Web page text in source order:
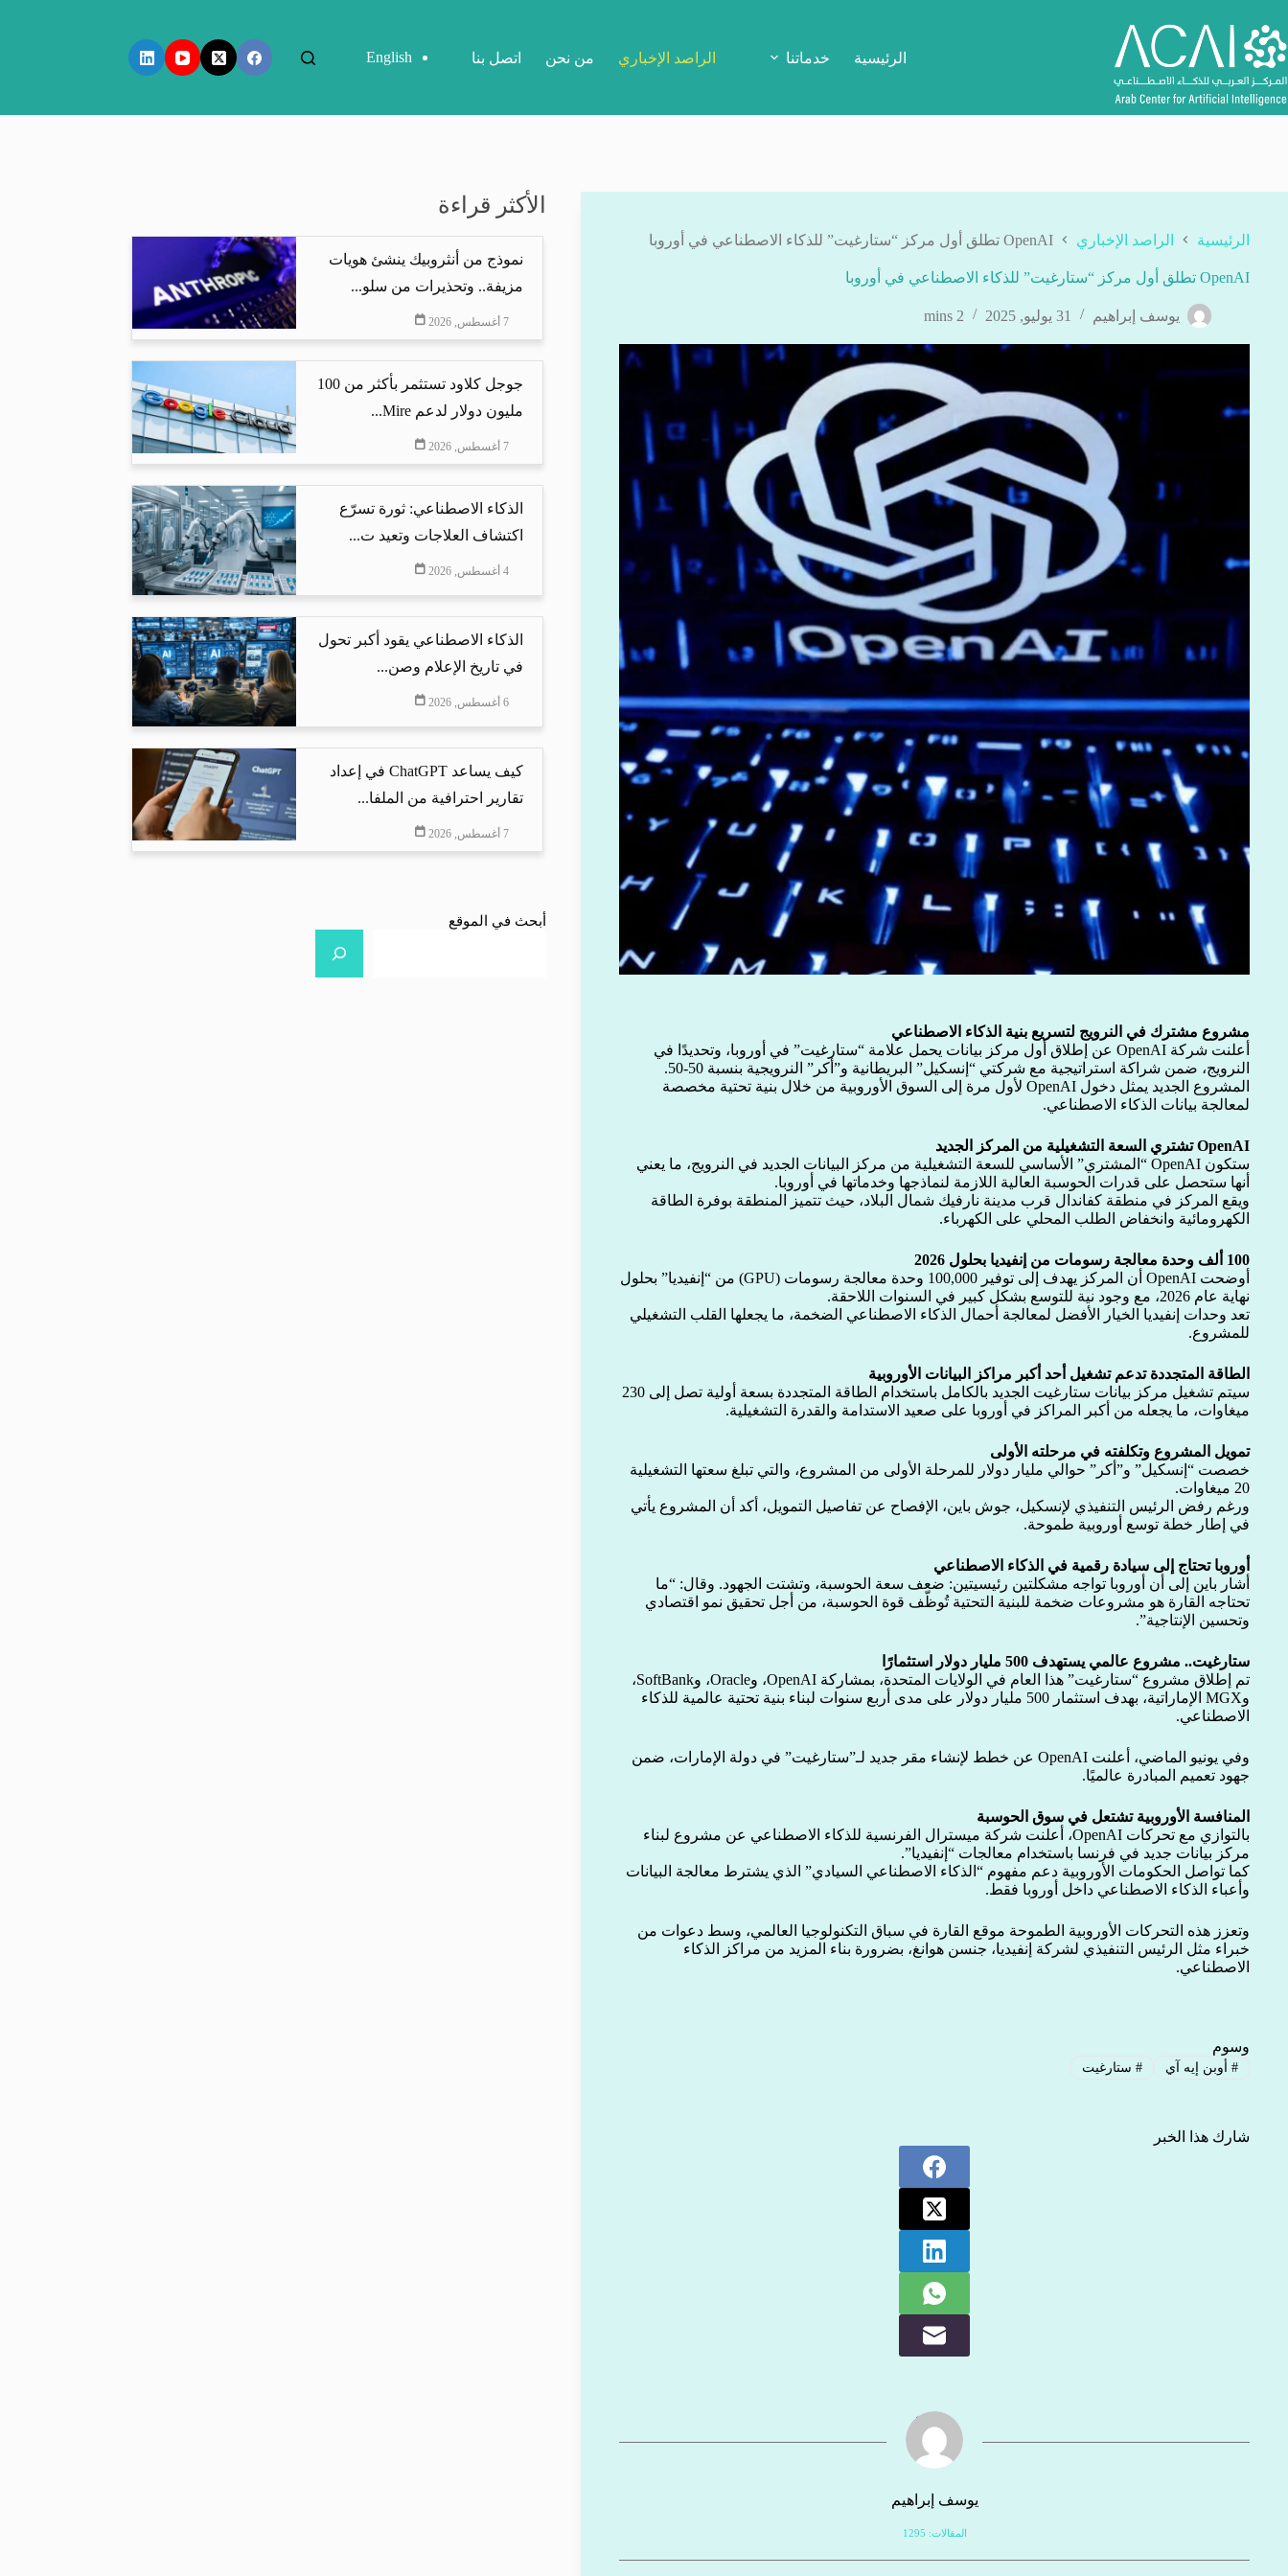
إلى
المحتوى
الرئيسية خدماتنا الراصد الإخباري من نحن اتصل بنا English
الرئيسية الراصد الإخباري OpenAI تطلق أول مركز “ستارغيت” للذكاء الاصطناعي في أوروبا
OpenAI تطلق أول مركز “ستارغيت” للذكاء الاصطناعي في أوروبا
يوسف إبراهيم 31 يوليو, 2025 2 mins
مشروع مشترك في النرويج لتسريع بنية الذكاء الاصطناعي
أعلنت شركة OpenAI عن إطلاق أول مركز بيانات يحمل علامة “ستارغيت” في أوروبا، وتحديدًا في
النرويج، ضمن شراكة استراتيجية مع شركتي “إنسكيل” البريطانية و”أكر” النرويجية بنسبة 50-50.
المشروع الجديد يمثل دخول OpenAI لأول مرة إلى السوق الأوروبية من خلال بنية تحتية مخصصة
لمعالجة بيانات الذكاء الاصطناعي.
OpenAI تشتري السعة التشغيلية من المركز الجديد
ستكون OpenAI “المشتري” الأساسي للسعة التشغيلية من مركز البيانات الجديد في النرويج، ما يعني
أنها ستحصل على قدرات الحوسبة العالية اللازمة لنماذجها وخدماتها في أوروبا.
ويقع المركز في منطقة كفاندال قرب مدينة نارفيك شمال البلاد، حيث تتميز المنطقة بوفرة الطاقة
الكهرومائية وانخفاض الطلب المحلي على الكهرباء.
100 ألف وحدة معالجة رسومات من إنفيديا بحلول 2026
أوضحت OpenAI أن المركز يهدف إلى توفير 100,000 وحدة معالجة رسومات (GPU) من “إنفيديا” بحلول
نهاية عام 2026، مع وجود نية للتوسع بشكل كبير في السنوات اللاحقة.
تعد وحدات إنفيديا الخيار الأفضل لمعالجة أحمال الذكاء الاصطناعي الضخمة، ما يجعلها القلب التشغيلي
للمشروع.
الطاقة المتجددة تدعم تشغيل أحد أكبر مراكز البيانات الأوروبية
سيتم تشغيل مركز بيانات ستارغيت الجديد بالكامل باستخدام الطاقة المتجددة بسعة أولية تصل إلى 230
ميغاوات، ما يجعله من أكبر المراكز في أوروبا على صعيد الاستدامة والقدرة التشغيلية.
تمويل المشروع وتكلفته في مرحلته الأولى
خصصت “إنسكيل” و”أكر” حوالي مليار دولار للمرحلة الأولى من المشروع، والتي تبلغ سعتها التشغيلية
20 ميغاوات.
ورغم رفض الرئيس التنفيذي لإنسكيل، جوش باين، الإفصاح عن تفاصيل التمويل، أكد أن المشروع يأتي
في إطار خطة توسع أوروبية طموحة.
أوروبا تحتاج إلى سيادة رقمية في الذكاء الاصطناعي
أشار باين إلى أن أوروبا تواجه مشكلتين رئيسيتين: ضعف سعة الحوسبة، وتشتت الجهود. وقال: “ما
تحتاجه القارة هو مشروعات ضخمة للبنية التحتية تُوظّف قوة الحوسبة، من أجل تحقيق نمو اقتصادي
وتحسين الإنتاجية”.
ستارغيت.. مشروع عالمي يستهدف 500 مليار دولار استثمارًا
تم إطلاق مشروع “ستارغيت” هذا العام في الولايات المتحدة، بمشاركة OpenAI، وOracle، وSoftBank،
وMGX الإماراتية، بهدف استثمار 500 مليار دولار على مدى أربع سنوات لبناء بنية تحتية عالمية للذكاء
الاصطناعي.
وفي يونيو الماضي، أعلنت OpenAI عن خطط لإنشاء مقر جديد لـ”ستارغيت” في دولة الإمارات، ضمن
جهود تعميم المبادرة عالميًا.
المنافسة الأوروبية تشتعل في سوق الحوسبة
بالتوازي مع تحركات OpenAI، أعلنت شركة ميسترال الفرنسية للذكاء الاصطناعي عن مشروع لبناء
مركز بيانات جديد في فرنسا باستخدام معالجات “إنفيديا”.
كما تواصل الحكومات الأوروبية دعم مفهوم “الذكاء الاصطناعي السيادي” الذي يشترط معالجة البيانات
وأعباء الذكاء الاصطناعي داخل أوروبا فقط.
وتعزز هذه التحركات الأوروبية الطموحة موقع القارة في سباق التكنولوجيا العالمي، وسط دعوات من
خبراء مثل الرئيس التنفيذي لشركة إنفيديا، جنسن هوانغ، بضرورة بناء المزيد من مراكز الذكاء
الاصطناعي.
وسوم
#أوبن إيه آي #ستارغيت
شارك هذا الخبر
يوسف إبراهيم
المقالات: 1295
الأكثر قراءة
نموذج من أنثروبيك ينشئ هويات
مزيفة.. وتحذيرات من سلو...
7 أغسطس, 2026
جوجل كلاود تستثمر بأكثر من 100
مليون دولار لدعم Mire...
7 أغسطس, 2026
الذكاء الاصطناعي: ثورة تسرّع
اكتشاف العلاجات وتعيد ت...
4 أغسطس, 2026
الذكاء الاصطناعي يقود أكبر تحول
في تاريخ الإعلام وصن...
6 أغسطس, 2026
كيف يساعد ChatGPT في إعداد
تقارير احترافية من الملفا...
7 أغسطس, 2026
أبحث في الموقع